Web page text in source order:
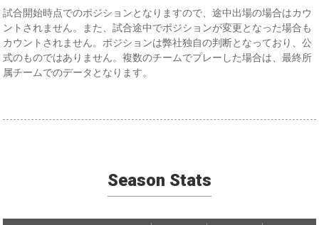
試合開始時点でのポジションとなりますので、途中出場の場合はカウ
ントされません。また、試合途中でポジションが変更となった場合も
カウントされません。ポジションは弊社独自の判断となっており、公
式のものではありません。複数のチームでプレーした場合は、最終所
属チームでのデータとなります。
Season Stats